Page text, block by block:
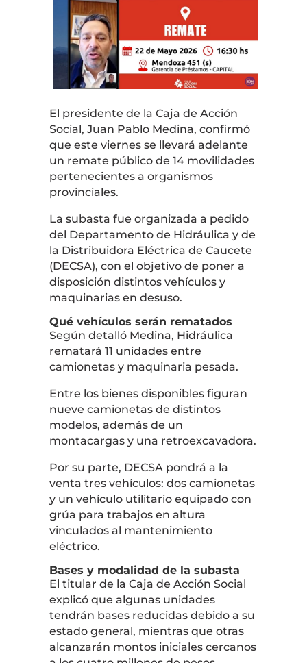
El presidente de la Caja de Acción
Social, Juan Pablo Medina, confirmó
que este viernes se llevará adelante
un remate público de 14 movilidades
pertenecientes a organismos
provinciales.
La subasta fue organizada a pedido
del Departamento de Hidráulica y de
la Distribuidora Eléctrica de Caucete
(DECSA), con el objetivo de poner a
disposición distintos vehículos y
maquinarias en desuso.
Qué vehículos serán rematados
Según detalló Medina, Hidráulica
rematará 11 unidades entre
camionetas y maquinaria pesada.
Entre los bienes disponibles figuran
nueve camionetas de distintos
modelos, además de un
montacargas y una retroexcavadora.
Por su parte, DECSA pondrá a la
venta tres vehículos: dos camionetas
y un vehículo utilitario equipado con
grúa para trabajos en altura
vinculados al mantenimiento
eléctrico.
Bases y modalidad de la subasta
El titular de la Caja de Acción Social
explicó que algunas unidades
tendrán bases reducidas debido a su
estado general, mientras que otras
alcanzarán montos iniciales cercanos